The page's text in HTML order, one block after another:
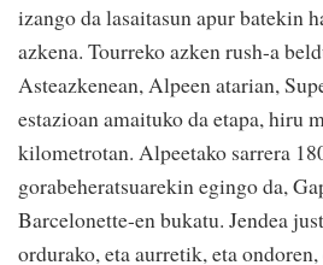
izango da lasaitasun apur batekin
azkena. Tourreko azken rush-a
Asteazkenean, Alpeen atarian,
estazioan amaituko da etapa, hiru
kilometrotan. Alpeetako sarrera
gorabeheratsuarekin egingo da,
Barcelonette-en bukatu. Jendea
ordurako, eta aurretik, eta